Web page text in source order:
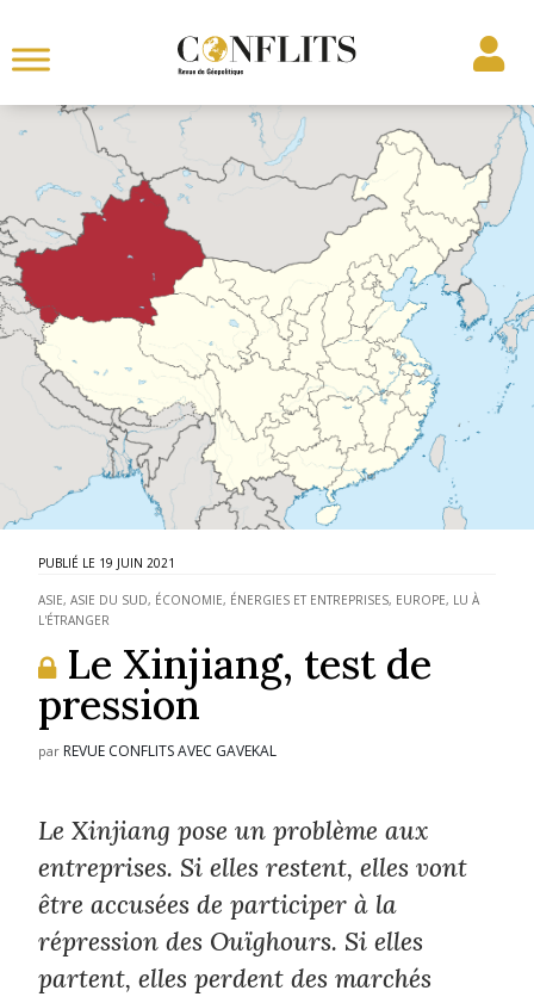
19 JUIN 2021
ASIE,ASIE DU SUD, ÉCONOMIE, ÉNERGIES ET ENTREPRISES, EUROPE, LU À
L'ÉTRANGER
Le Xinjiang, test de
pression
par REVUE CONFLITS AVEC GAVEKAL
Le Xinjiang pose un problème aux
entreprises. Si elles restent, elles vont
être accusées de participer à la
répression des Ouïghours. Si elles
partent, elles perdent des marchés